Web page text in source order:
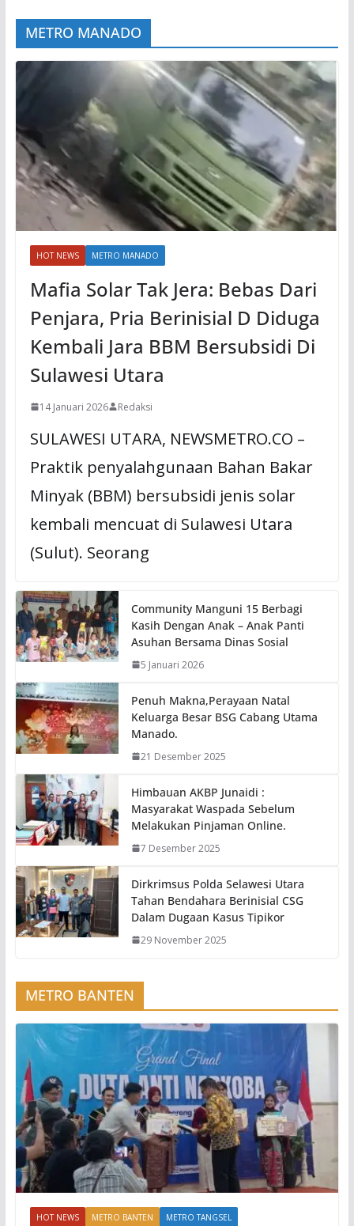
METRO MANADO
HOT NEWS METRO MANADO
Mafia Solar Tak Jera: Bebas Dari
Penjara, Pria Berinisial D Diduga
Kembali Jara BBM Bersubsidi Di
Sulawesi Utara
14 Januari 2026 Redaksi
SULAWESI UTARA, NEWSMETRO.CO –
Praktik penyalahgunaan Bahan Bakar
Minyak (BBM) bersubsidi jenis solar
kembali mencuat di Sulawesi Utara
(Sulut). Seorang
Community Manguni 15 Berbagi
Kasih Dengan Anak – Anak Panti
Asuhan Bersama Dinas Sosial
5 Januari 2026
Penuh Makna,Perayaan Natal
Keluarga Besar BSG Cabang Utama
Manado.
21 Desember 2025
Himbauan AKBP Junaidi :
Masyarakat Waspada Sebelum
Melakukan Pinjaman Online.
7 Desember 2025
Dirkrimsus Polda Selawesi Utara
Tahan Bendahara Berinisial CSG
Dalam Dugaan Kasus Tipikor
29 November 2025
METRO BANTEN
HOT NEWS METRO BANTEN METRO TANGSEL